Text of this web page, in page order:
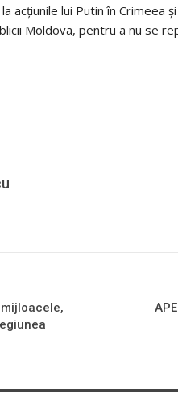
acțiunile lui Putin în Crimeea
Moldova, pentru a nu se